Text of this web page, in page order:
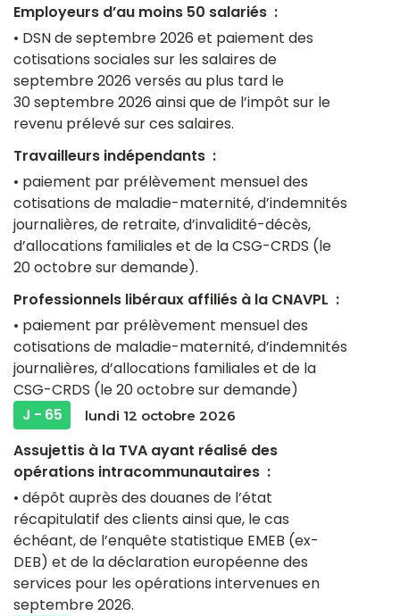
Employeurs d’au moins 50 salariés :
• DSN de septembre 2026 et paiement des
cotisations sociales sur les salaires de
septembre 2026 versés au plus tard le
30 septembre 2026 ainsi que de l’impôt sur le
revenu prélevé sur ces salaires.
Travailleurs indépendants :
• paiement par prélèvement mensuel des
cotisations de maladie-maternité, d’indemnités
journalières, de retraite, d’invalidité-décès,
d’allocations familiales et de la CSG-CRDS (le
20 octobre sur demande).
Professionnels libéraux affiliés à la CNAVPL :
• paiement par prélèvement mensuel des
cotisations de maladie-maternité, d’indemnités
journalières, d’allocations familiales et de la
CSG-CRDS (le 20 octobre sur demande)
J - 65
lundi 12 octobre 2026
Assujettis à la TVA ayant réalisé des
opérations intracommunautaires :
• dépôt auprès des douanes de l’état
récapitulatif des clients ainsi que, le cas
échéant, de l’enquête statistique EMEB (ex-
DEB) et de la déclaration européenne des
services pour les opérations intervenues en
septembre 2026.